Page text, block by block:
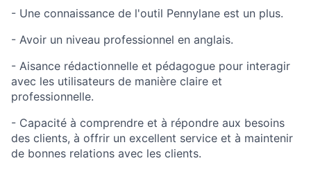
- Une connaissance de l'outil Pennylane est un plus.
- Avoir un niveau professionnel en anglais.
- Aisance rédactionnelle et pédagogue pour interagir
avec les utilisateurs de manière claire et
professionnelle.
- Capacité à comprendre et à répondre aux besoins
des clients, à offrir un excellent service et à maintenir
de bonnes relations avec les clients.